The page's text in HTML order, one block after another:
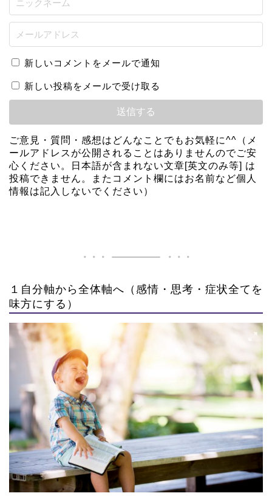
新しいコメントをメールで通知
新しい投稿をメールで受け取る
ご意見・質問・感想はどんなことでもお気軽に^^（メ
ールアドレスが公開されることはありませんのでご安
心ください。日本語が含まれない文章[英文のみ等] は
投稿できません。またコメント欄にはお名前など個人
情報は記入しないでください）
１自分軸から全体軸へ（感情・思考・症状全てを
味方にする）